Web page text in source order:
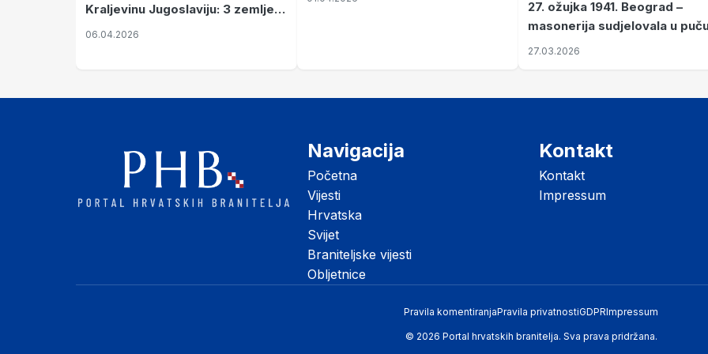
Kraljevinu Jugoslaviju: 3 zemlje
nastale njenim raspadom
06.04.2026
27. ožujka 1941. Beograd –
masonerija sudjelovala u
koji je Jugoslaviju odveo u
27.03.2026
Navigacija
Početna
Vijesti
Hrvatska
Svijet
Braniteljske vijesti
Obljetnice
Kontakt
Kontakt
Impressum
Pravila komentiranjaPravila privatnostiGDPRImpressum
© 2026 Portal hrvatskih branitelja. Sva prava pridržana.